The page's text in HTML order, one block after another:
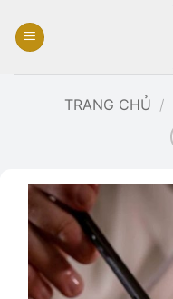
qua
dung
TRANG CHỦ /